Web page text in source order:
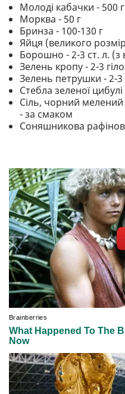
Молоді кабачки - 500 г
Морква - 50 г
Бринза - 100-130 г
Яйця (великого
Борошно - 2-3 ст. л.
Зелень кропу - 2-3
Зелень петрушки - 2-3
Стебла зеленої
Сіль, чорний
- за смаком
Соняшникова